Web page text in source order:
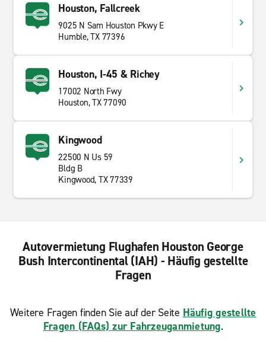
Houston, Fallcreek
9025 N Sam Houston Pkwy E
Humble, TX 77396
Houston, I-45 & Richey
17002 North Fwy
Houston, TX 77090
Kingwood
22500 N Us 59
Bldg B
Kingwood, TX 77339
Autovermietung Flughafen Houston George
Bush Intercontinental (IAH) - Häufig gestellte
Fragen
Weitere Fragen finden Sie auf der Seite Häufig gestellte
Fragen (FAQs) zur Fahrzeuganmietung.